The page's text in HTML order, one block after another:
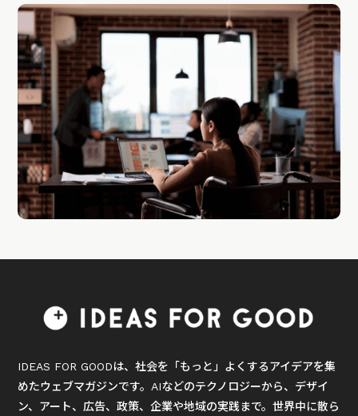
IDEAS FOR GOODは、社会を「もっと」よくするアイデアを集
めたウェブマガジンです。AIなどのテクノロジーから、デザイ
ン、アート、広告、政策、企業や地域の実践まで。世界中に散ら